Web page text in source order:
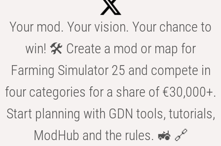
Your mod. Your vision. Your chance to
win! 🛠️ Create a mod or map for
Farming Simulator 25 and compete in
four categories for a share of €30,000+.
Start planning with GDN tools, tutorials,
ModHub and the rules. 🚜 🔗